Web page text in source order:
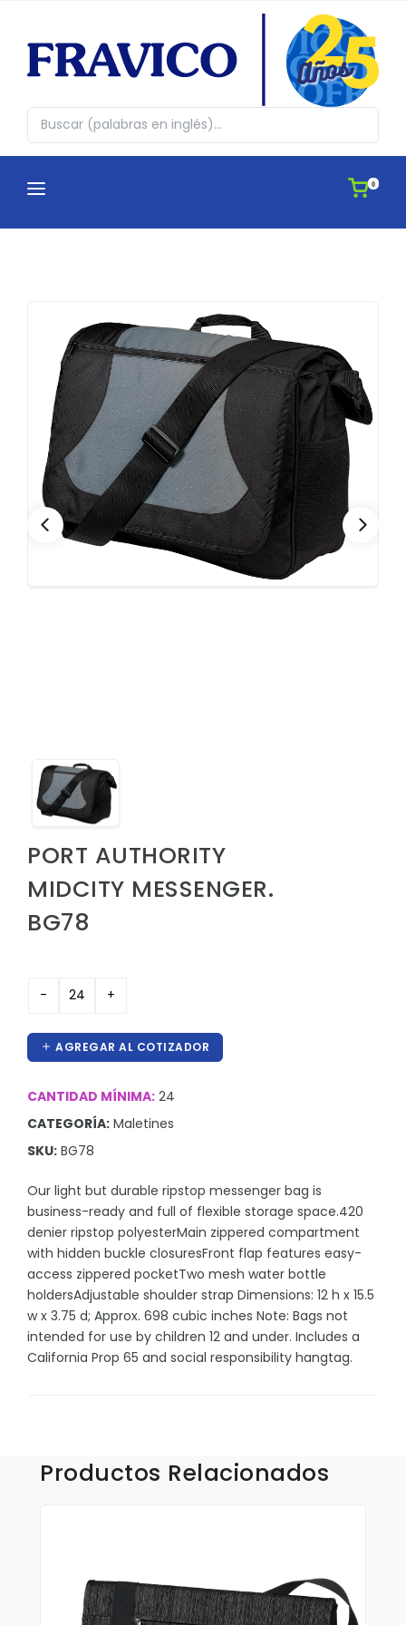
0
CATEGORÍAS
Agendas
Antiestres, Peluches y Novedades
Automovil y Hogar
Bebidas
Bolsos, Maletines y Loncheras
Botellas CAMELBAK ®
Ceramica
Gorras y Bufandas
Herramientas y llaveros
Kit de higiene y protección
Lanyards
Lentes
Otros
Pines
Proteccion e Higiene
ProudPath
Reconocimientos
Regalos por Ocasion
Sombrillas y Paraguas
Sony
Suculentas
Tecnologia
Xiaomi
Aplicaciones y Parches
Deportivas
APLICACIONES
IDEAS
CONTACTO
FESTIVIDADES
PORT AUTHORITY
MIDCITY MESSENGER.
BG78
AGREGAR AL COTIZADOR
CANTIDAD MÍNIMA: 24
CATEGORÍA: Maletines
SKU: BG78
Our light but durable ripstop messenger bag is
business-ready and full of flexible storage space.420
denier ripstop polyesterMain zippered compartment
with hidden buckle closuresFront flap features easy-
access zippered pocketTwo mesh water bottle
holdersAdjustable shoulder strap Dimensions: 12 h x 15.5
w x 3.75 d; Approx. 698 cubic inches Note: Bags not
intended for use by children 12 and under. Includes a
California Prop 65 and social responsibility hangtag.
Productos Relacionados